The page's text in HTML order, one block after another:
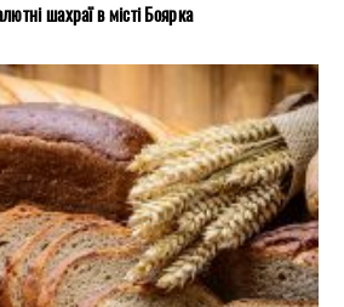
шахраї в місті Боярка